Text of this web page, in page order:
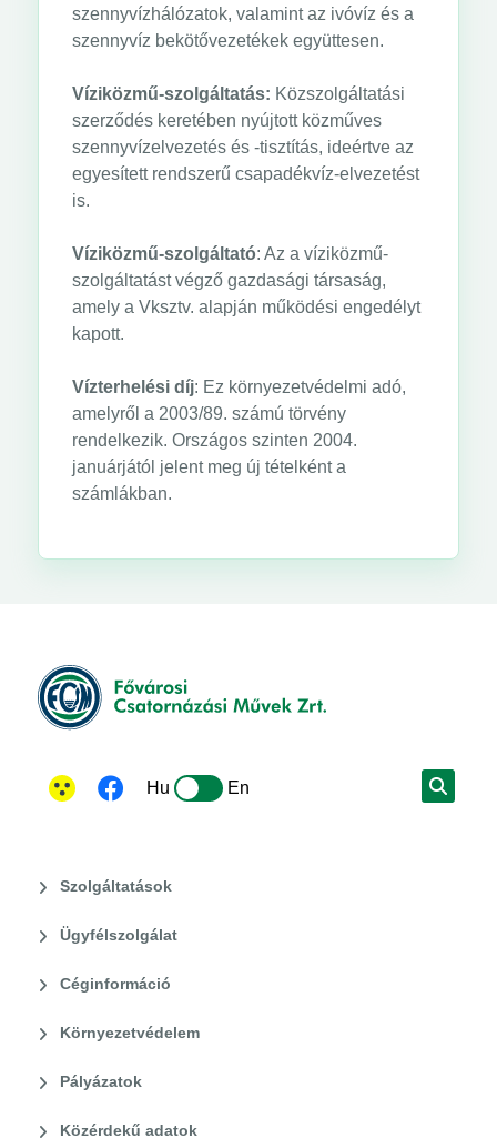
szennyvízhálózatok, valamint az ivóvíz és a
szennyvíz bekötővezetékek együttesen.
Víziközmű-szolgáltatás: Közszolgáltatási
szerződés keretében nyújtott közműves
szennyvízelvezetés és -tisztítás, ideértve az
egyesített rendszerű csapadékvíz-elvezetést
is.
Víziközmű-szolgáltató: Az a víziközmű-
szolgáltatást végző gazdasági társaság,
amely a Vksztv. alapján működési engedélyt
kapott.
Vízterhelési díj: Ez környezetvédelmi adó,
amelyről a 2003/89. számú törvény
rendelkezik. Országos szinten 2004.
januárjától jelent meg új tételként a
számlákban.
Hu En
Szolgáltatások
Ügyfélszolgálat
Céginformáció
Környezetvédelem
Pályázatok
Közérdekű adatok